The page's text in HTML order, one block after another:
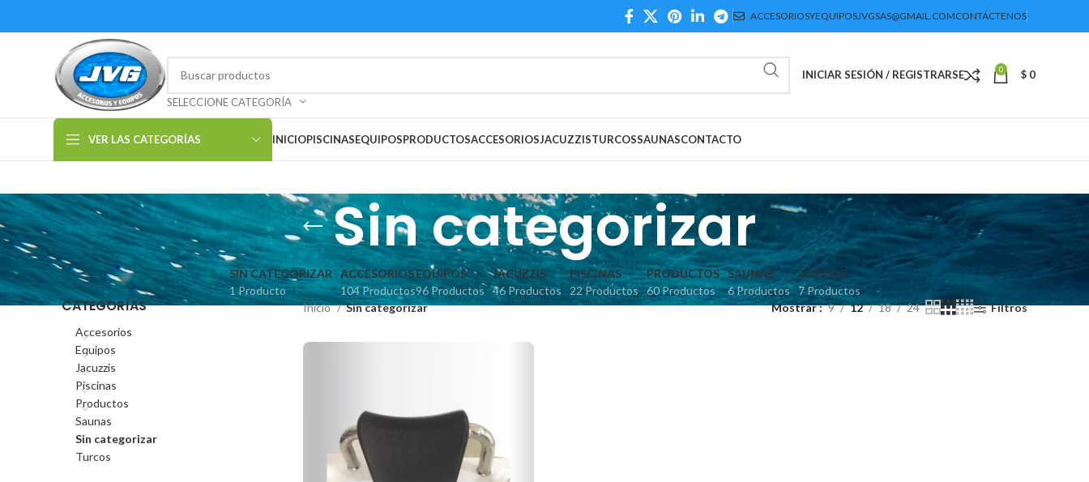
ACCESORIOSYEQUIPOSJVGSAS@GMAIL.COMCONTÁCTENOS
SELECCIONE CATEGORÍA
INICIAR SESIÓN / REGISTRARSE 0 $ 0
VER LAS CATEGORÍAS INICIOPISCINASEQUIPOSPRODUCTOSACCESORIOSJACUZZISTURCOSSAUNASCONTACTO
Sin categorizar
SIN CATEGORIZAR
1 Producto
ACCESORIOS
104 Productos
EQUIPOS
96 Productos
JACUZZIS
46 Productos
PISCINAS
22 Productos
PRODUCTOS
60 Productos
SAUNAS
6 Productos
TURCOS
7 Productos
CATEGORÍAS
Accesorios
Equipos
Jacuzzis
Piscinas
Productos
Saunas
Sin categorizar
Turcos
Inicio Sin categorizar Mostrar 9 12 18 24 Filtros